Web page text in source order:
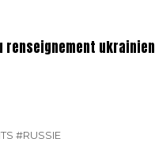
renseignement ukrainien
#RUSSIE